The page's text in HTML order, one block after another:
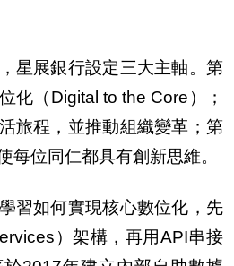
星展銀行設定三大主軸。第
化（Digital to the Core）；
旅程，並推動組織變革；第
每位同仁都具有創新思維。
習如何實現核心數位化，先
）架構，再用API串接